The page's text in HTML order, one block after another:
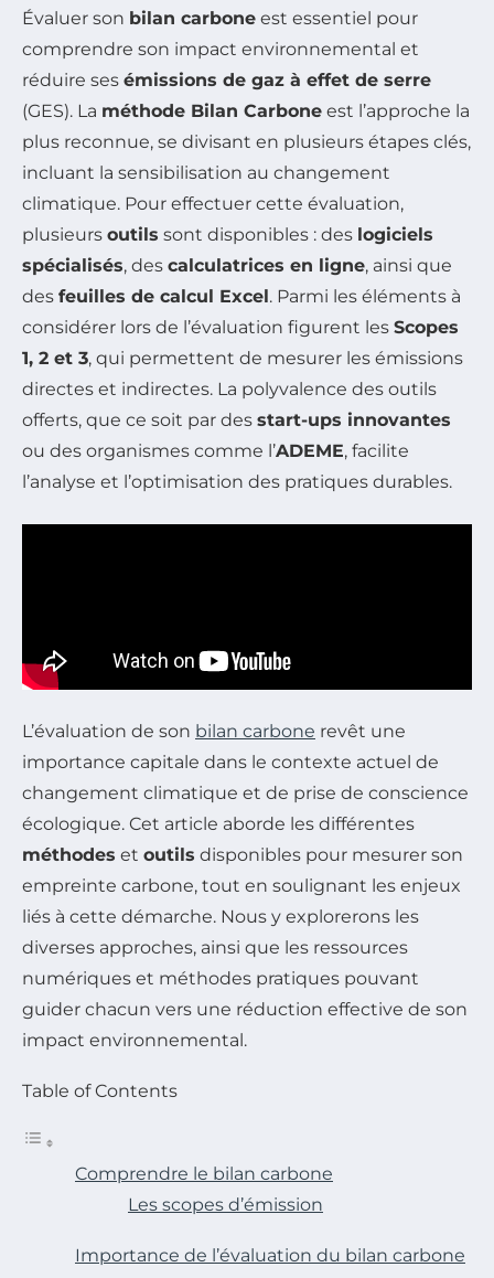
Évaluer son bilan carbone est essentiel pour
comprendre son impact environnemental et
réduire ses émissions de gaz à effet de serre
(GES). La méthode Bilan Carbone est l’approche la
plus reconnue, se divisant en plusieurs étapes clés,
incluant la sensibilisation au changement
climatique. Pour effectuer cette évaluation,
plusieurs outils sont disponibles : des logiciels
spécialisés, des calculatrices en ligne, ainsi que
des feuilles de calcul Excel. Parmi les éléments à
considérer lors de l’évaluation figurent les Scopes
1, 2 et 3, qui permettent de mesurer les émissions
directes et indirectes. La polyvalence des outils
offerts, que ce soit par des start-ups innovantes
ou des organismes comme l’ADEME, facilite
l’analyse et l’optimisation des pratiques durables.
L’évaluation de son bilan carbone revêt une
importance capitale dans le contexte actuel de
changement climatique et de prise de conscience
écologique. Cet article aborde les différentes
méthodes et outils disponibles pour mesurer son
empreinte carbone, tout en soulignant les enjeux
liés à cette démarche. Nous y explorerons les
diverses approches, ainsi que les ressources
numériques et méthodes pratiques pouvant
guider chacun vers une réduction effective de son
impact environnemental.
Table of Contents
Comprendre le bilan carbone
Les scopes d’émission
Importance de l’évaluation du bilan carbone